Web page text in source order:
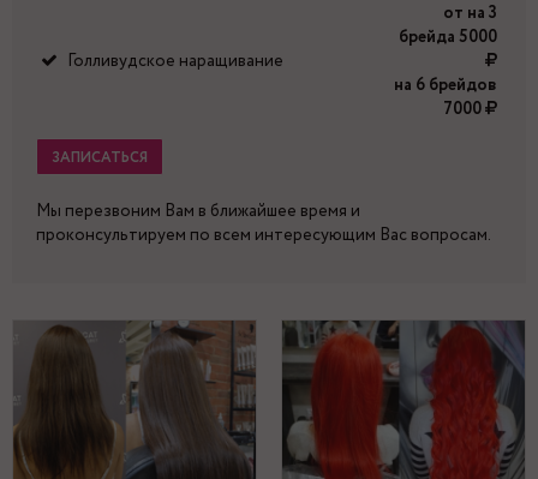
Голливудское наращивание
от на 3
брейда 5000
на 6 брейдов
7000
ЗАПИСАТЬСЯ
Мы перезвоним Вам в ближайшее время и
проконсультируем по всем интересующим Вас вопросам.